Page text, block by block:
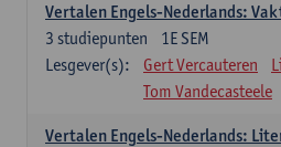
Vertalen Engels-Nederlands:
1E SEM
3 studiepunten
Lesgever(s):
Gert Vercauteren
Tom Vandecasteele
Vertalen Engels-Nederlands: